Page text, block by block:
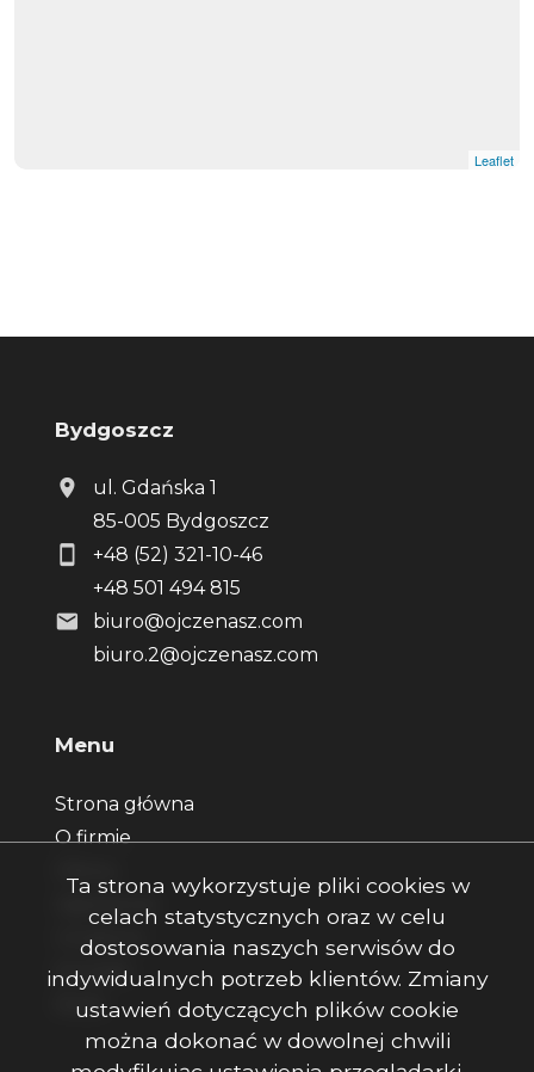
Leaflet
Bydgoszcz
ul. Gdańska 1
85-005 Bydgoszcz
+48 (52) 321-10-46
+48 501 494 815
biuro@ojczenasz.com
biuro.2@ojczenasz.com
Menu
Strona główna
O firmie
Zgłoszenia
Ulubione
Kontakt
Rodo
Ta strona wykorzystuje pliki cookies w
celach statystycznych oraz w celu
dostosowania naszych serwisów do
indywidualnych potrzeb klientów. Zmiany
ustawień dotyczących plików cookie
można dokonać w dowolnej chwili